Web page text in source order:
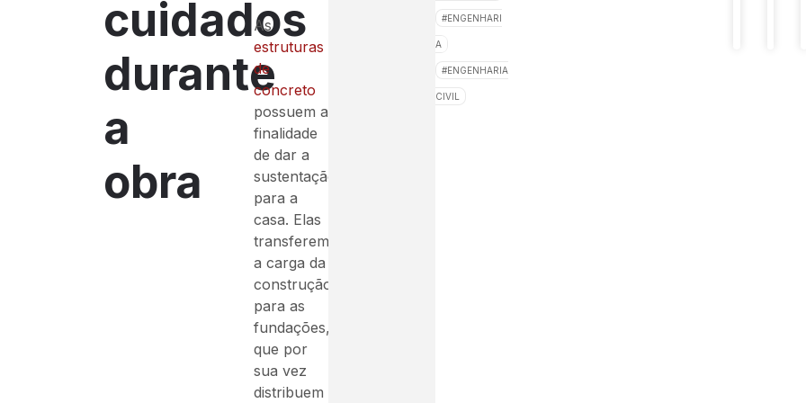
cuidados
durante
a
obra
As
estruturas
de
concreto
possuem a
finalidade
de dar a
sustentação
para a
casa. Elas
transferem
a carga da
construção
para as
fundações,
que por
sua vez
distribuem
ENGENHARI
A
ENGENHARIA
CIVIL